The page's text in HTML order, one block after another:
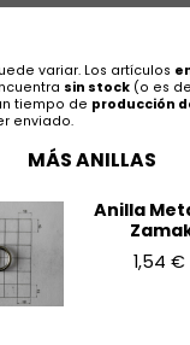
variar. Los artículos
sin stock (o es
tiempo de producción
enviado.
MÁS ANILLAS
Anilla
1,54 €